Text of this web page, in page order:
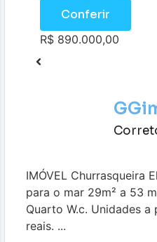
Conferir
R$ 890.000,00
IMÓVEL Churrasqueira
para o mar 29m² a 53
Quarto W.c. Unidades
reais. ...